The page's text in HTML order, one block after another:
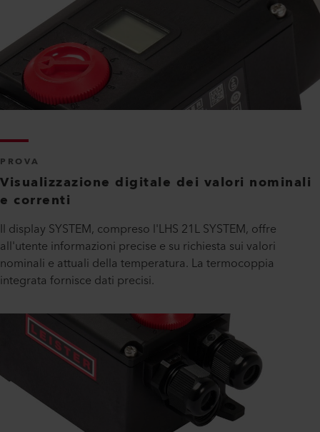
PROVA
Visualizzazione digitale dei valori nominali
e correnti
Il display SYSTEM, compreso l'LHS 21L SYSTEM, offre
all'utente informazioni precise e su richiesta sui valori
nominali e attuali della temperatura. La termocoppia
integrata fornisce dati precisi.